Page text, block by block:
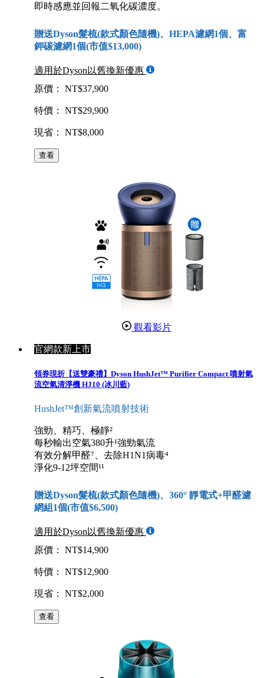
即時感應並回報二氧化碳濃度。
贈送Dyson髮梳(款式顏色隨機)、HEPA濾網1個、富
鉀碳濾網1個(市值$13,000)
適用於Dyson以舊換新優惠
原價： NT$37,900
特價： NT$29,900
現省： NT$8,000
查看
觀看影片
官網款新上市
領券現折【送雙豪禮】Dyson HushJet™ Purifier Compact 噴射氣
流空氣清淨機 HJ10 (冰川藍)
HushJet™創新氣流噴射技術
強勁、精巧、極靜²
每秒輸出空氣380升¹強勁氣流
有效分解甲醛⁷、去除H1N1病毒⁴
淨化9-12坪空間¹¹
贈送Dyson髮梳(款式顏色隨機)、360° 靜電式+甲醛濾
網組1個(市值$6,500)
適用於Dyson以舊換新優惠
原價： NT$14,900
特價： NT$12,900
現省： NT$2,000
查看